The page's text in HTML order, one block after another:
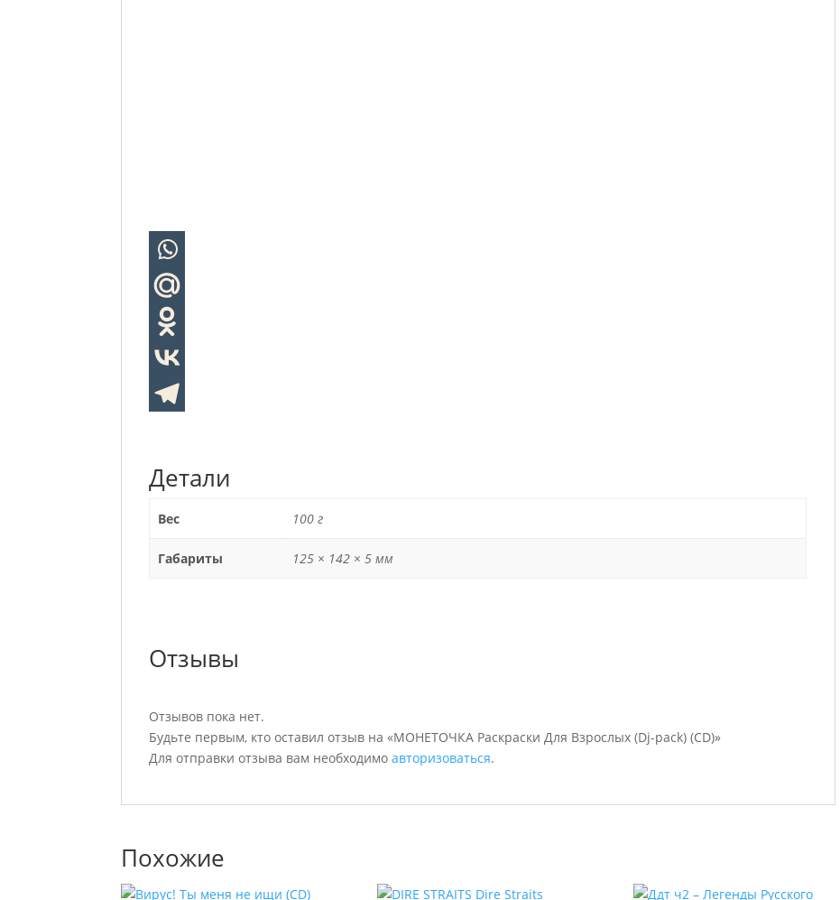
Детали
Вес 100 г
Габариты 125 × 142 × 5 мм
Отзывы
Отзывов пока нет.
Будьте первым, кто оставил отзыв на «МОНЕТОЧКА Раскраски Для Взрослых (Dj-pack) (CD)»
Для отправки отзыва вам необходимоавторизоваться.
Похожие